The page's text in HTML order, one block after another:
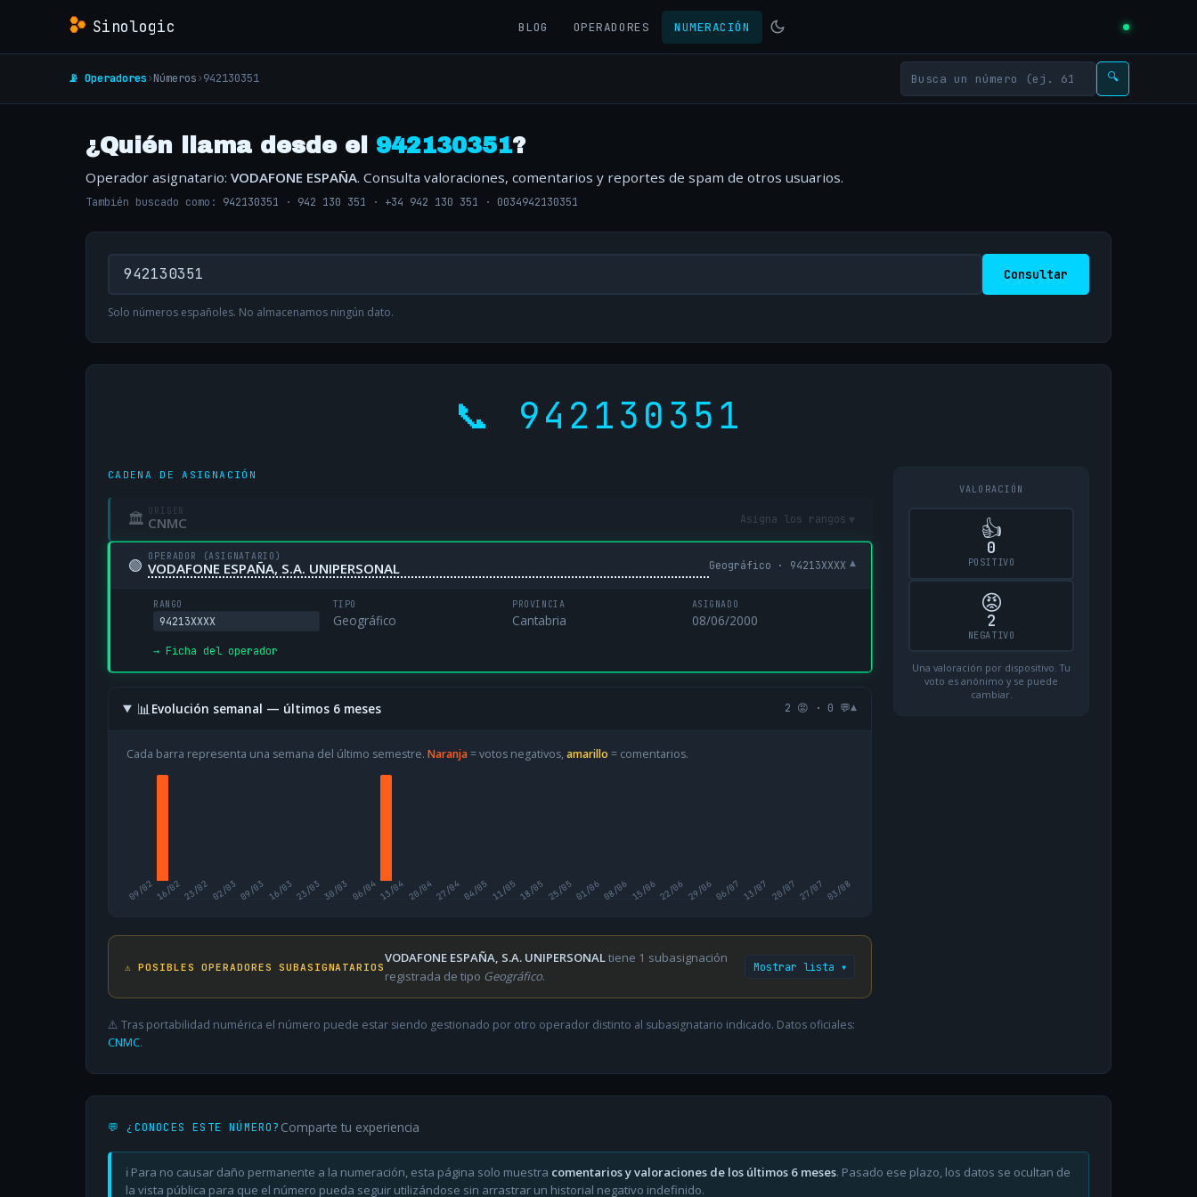
Sinologic BLOG OPERADORES NUMERACIÓN
📡 Operadores›Números›942130351 🔍
¿Quién llama desde el 942130351?
Operador asignatario: VODAFONE ESPAÑA. Consulta valoraciones, comentarios y reportes de spam de otros usuarios.
También buscado como: 942130351 · 942 130 351 · +34 942 130 351 · 0034942130351
Consultar
Solo números españoles. No almacenamos ningún dato.
📞 942130351
CADENA DE ASIGNACIÓN
🏛 ORIGEN
CNMC Asigna los rangos ▾
🟢 OPERADOR (ASIGNATARIO)
VODAFONE ESPAÑA, S.A. UNIPERSONAL Geográfico · 94213XXXX ▾
RANGO
94213XXXX
TIPO
Geográfico
PROVINCIA
Cantabria
ASIGNADO
08/06/2000
→ Ficha del operador
📊Evolución semanal — últimos 6 meses 2 😡 · 0 💬▾
Cada barra representa una semana del último semestre. Naranja= votos negativos, amarillo = comentarios.
09/0216/0223/02 02/03 09/03 16/03 23/03 30/03 06/0413/04 20/0427/0404/05 11/0518/05 25/0501/0608/06 15/0622/06 29/0606/07 13/07 20/07 27/07 03/08
⚠️ POSIBLES OPERADORES SUBASIGNATARIOS
VODAFONE ESPAÑA, S.A. UNIPERSONALtiene 1 subasignación
registrada de tipo Geográfico.
Mostrar lista ▾
⚠️ Tras portabilidad numérica el número puede estar siendo gestionado por otro operador distinto al subasignatario indicado. Datos oficiales:
CNMC.
VALORACIÓN
👍
0
POSITIVO
😡
2
NEGATIVO
Una valoración por dispositivo. Tu
voto es anónimo y se puede
cambiar.
💬 ¿CONOCES ESTE NÚMERO? Comparte tu experiencia
ℹ️ Para no causar daño permanente a la numeración, esta página solo muestra comentarios y valoraciones de los últimos 6 meses. Pasado ese plazo, los datos se ocultan de
la vista pública para que el número pueda seguir utilizándose sin arrastrar un historial negativo indefinido.